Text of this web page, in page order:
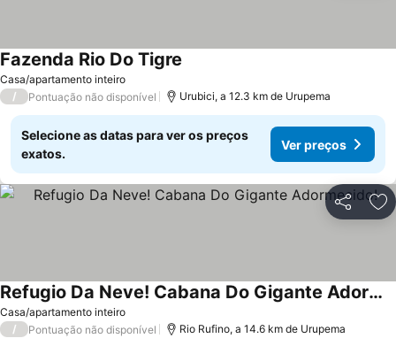
Casa/apartamento inteiro
Fazenda Rio Do Tigre
/ Pontuação não disponível Urubici, a 12.3 km de Urupema
Selecione as datas para ver os preços
exatos.
Ver preços
Partilhar
Casa/apartamento inteiro
Refugio Da Neve! Cabana Do Gigante Adormecido!
/ Pontuação não disponível Rio Rufino, a 14.6 km de Urupema